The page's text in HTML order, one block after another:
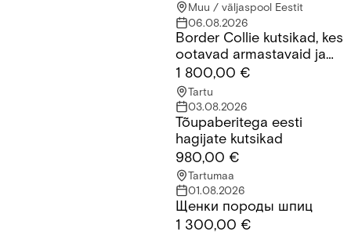
Muu / väljaspool Eestit
06.08.2026
Border Collie kutsikad, kes ootavad armastavaid ja
Border Collie kutsikad, kes
ootavad armastavaid ja
vastutustundlikke peresid.
1 800,00 €
Tartu
03.08.2026
Tõupaberitega eesti hagijate kutsikadTõupaberitega eesti
hagijate kutsikad
980,00 €
Tartumaa
01.08.2026
Щенки породы шпиц
1 300,00 €